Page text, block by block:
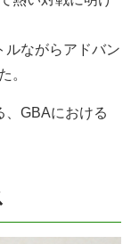
ルながらアドバン
。
、GBAにおける